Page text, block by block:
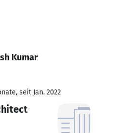
Kumar
seit Jan. 2022